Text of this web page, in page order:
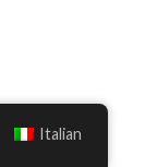
Italian